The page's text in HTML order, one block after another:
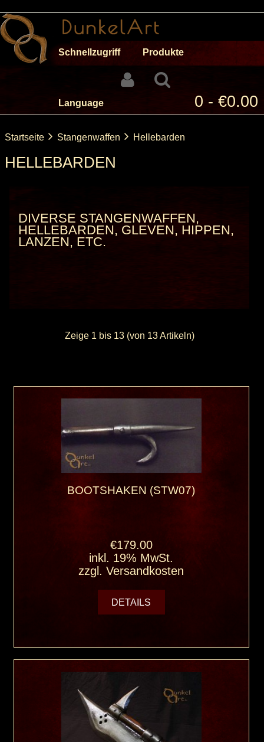
Schnellzugriff Produkte
Language 0 - €0.00
Startseite Stangenwaffen Hellebarden
HELLEBARDEN
DIVERSE STANGENWAFFEN,
HELLEBARDEN, GLEVEN, HIPPEN,
LANZEN, ETC.
Zeige 1 bis 13(von 13Artikeln)
BOOTSHAKEN (STW07)
€179.00
inkl. 19% MwSt.
zzgl.Versandkosten
DETAILS